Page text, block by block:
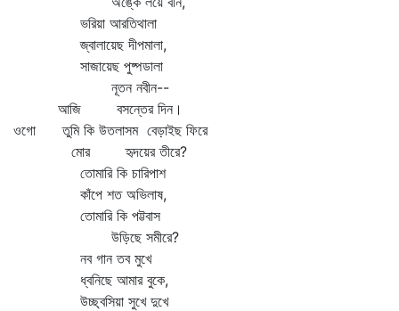
ভরিয়া আরতিথালা
জ্বালায়েছ দীপমালা,
সাজায়েছ পুষ্পডালা
নূতন নবীন--
আজি বসন্তের দিন।
ওগো তুমি কি উতলাসম বেড়াইছ ফিরে
মোর হৃদয়ের তীরে?
তোমারি কি চারিপাশ
কাঁপে শত অভিলাষ,
তোমারি কি পট্টবাস
উড়িছে সমীরে?
নব গান তব মুখে
ধ্বনিছে আমার বুকে,
উচ্ছ্বসিয়া সুখে দুখে